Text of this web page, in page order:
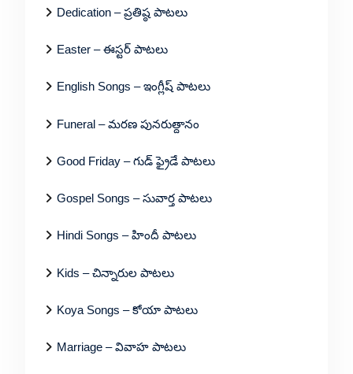
Dedication – ప్రతిష్ఠ పాటలు
Easter – ఈస్టర్ పాటలు
English Songs – ఇంగ్లీష్ పాటలు
Funeral – మరణ పునరుత్దానం
Good Friday – గుడ్ ఫ్రైడే పాటలు
Gospel Songs – సువార్త పాటలు
Hindi Songs – హిందీ పాటలు
Kids – చిన్నారుల పాటలు
Koya Songs – కోయా పాటలు
Marriage – వివాహ పాటలు